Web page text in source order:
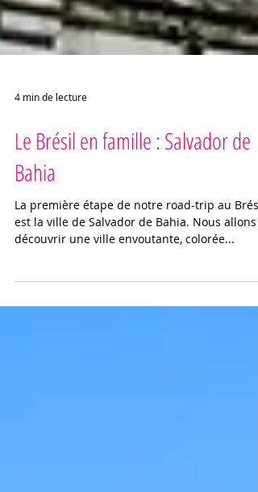
4 min de lecture
Le Brésil en famille : Salvador de
Bahia
La première étape de notre road-trip au Brésil
découvrir une ville envoutante, colorée...